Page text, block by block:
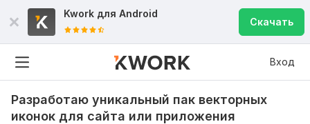
Kwork для Android
Скачать
Вход
Разработаю уникальный пак векторных
иконок для сайта или приложения